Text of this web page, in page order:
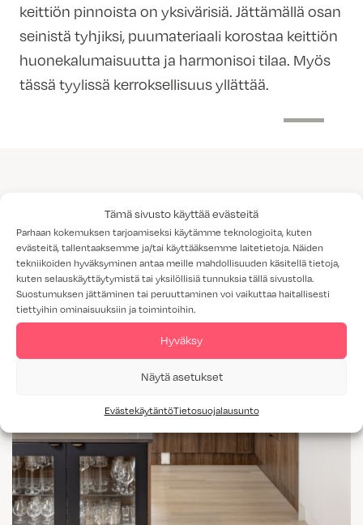
Tämä sivusto käyttää evästeitä
Parhaan kokemuksen tarjoamiseksi käytämme teknologioita, kuten
evästeitä, tallentaaksemme ja/tai käyttääksemme laitetietoja. Näiden
tekniikoiden hyväksyminen antaa meille mahdollisuuden käsitellä tietoja,
kuten selauskäyttäytymistä tai yksilöllisiä tunnuksia tällä sivustolla.
Suostumuksen jättäminen tai peruuttaminen voi vaikuttaa haitallisesti
tiettyihin ominaisuuksiin ja toimintoihin.
Hyväksy
Näytä asetukset
EvästekäytäntöTietosuojalausunto
keittiön pinnoista on yksivärisiä. Jättämällä osan
seinistä tyhjiksi, puumateriaali korostaa keittiön
huonekalumaisuutta ja harmonisoi tilaa. Myös
tässä tyylissä kerroksellisuus yllättää.